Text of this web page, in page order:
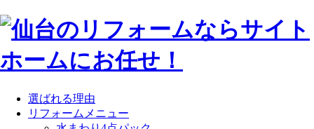
選ばれる理由
リフォームメニュー